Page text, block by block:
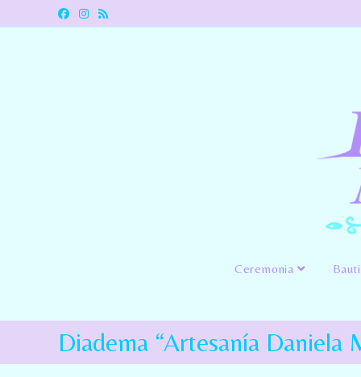
Ceremonia
Diadema “Artesanía Daniela